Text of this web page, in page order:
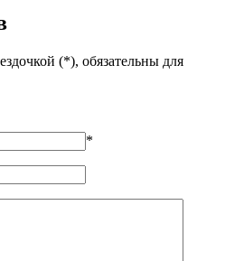
(*), обязательны для
*